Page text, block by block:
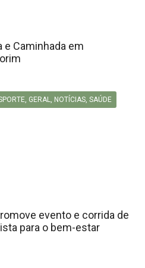
e Caminhada em
, GERAL, NOTÍCIAS, SAÚDE
evento e corrida de
para o bem-estar